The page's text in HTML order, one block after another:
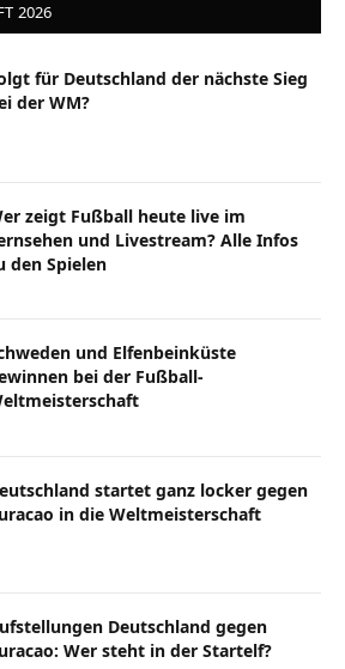
2026
für Deutschland der nächste Sieg
der WM?
zeigt Fußball heute live im
und Livestream? Alle Infos
den Spielen
und Elfenbeinküste
bei der Fußball-
startet ganz locker gegen
in die Weltmeisterschaft
Deutschland gegen
Wer steht in der Startelf?